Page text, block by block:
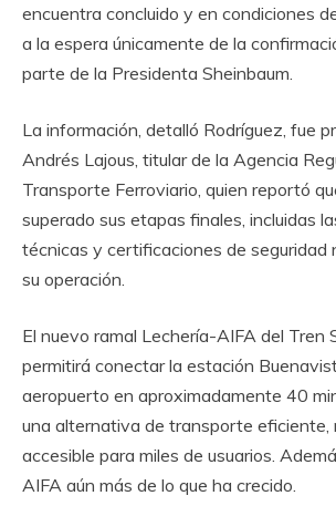
encuentra concluido y en condiciones
a la espera únicamente de la
parte de la Presidenta Sheinbaum.
La información, detalló Rodríguez, fue
Andrés Lajous, titular de la Agencia
Transporte Ferroviario, quien reportó
superado sus etapas finales, incluidas
técnicas y certificaciones de seguridad
su operación.
El nuevo ramal Lechería-AIFA del Tren
permitirá conectar la estación
aeropuerto en aproximadamente 40
una alternativa de transporte eficiente,
accesible para miles de usuarios.
AIFA aún más de lo que ha crecido.